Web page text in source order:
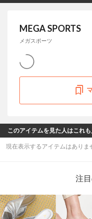
MEGA SPORTS
メガスポーツ
このアイテムを見た人はこれ
現在表示するアイテムはありま
注